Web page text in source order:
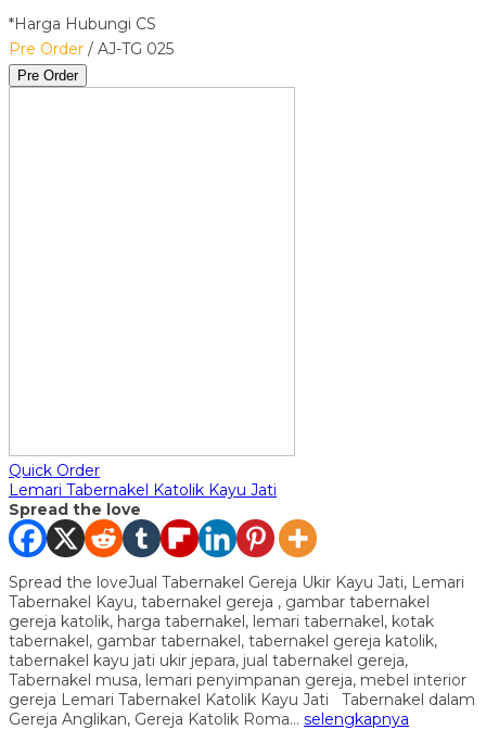
*Harga Hubungi CS
Pre Order / AJ-TG 025
Pre Order
Quick Order
Lemari Tabernakel Katolik Kayu Jati
Spread the love
Spread the loveJual Tabernakel Gereja Ukir Kayu Jati, Lemari
Tabernakel Kayu, tabernakel gereja , gambar tabernakel
gereja katolik, harga tabernakel, lemari tabernakel, kotak
tabernakel, gambar tabernakel, tabernakel gereja katolik,
tabernakel kayu jati ukir jepara, jual tabernakel gereja,
Tabernakel musa, lemari penyimpanan gereja, mebel interior
gereja Lemari Tabernakel Katolik Kayu Jati Tabernakel dalam
Gereja Anglikan, Gereja Katolik Roma… selengkapnya